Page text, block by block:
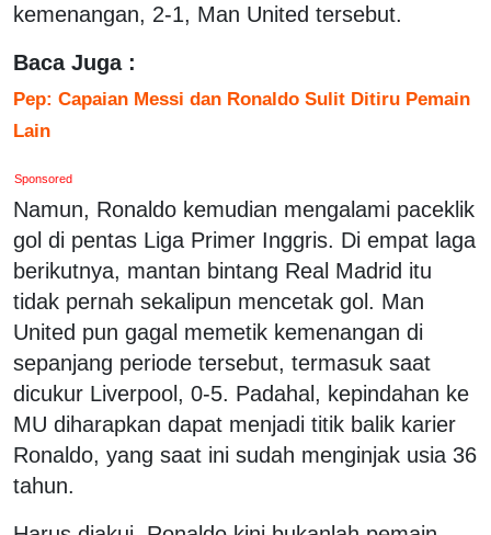
kemenangan, 2-1, Man United tersebut.
Baca Juga :
Pep: Capaian Messi dan Ronaldo Sulit Ditiru Pemain
Lain
Sponsored
Namun, Ronaldo kemudian mengalami paceklik
gol di pentas Liga Primer Inggris. Di empat laga
berikutnya, mantan bintang Real Madrid itu
tidak pernah sekalipun mencetak gol. Man
United pun gagal memetik kemenangan di
sepanjang periode tersebut, termasuk saat
dicukur Liverpool, 0-5. Padahal, kepindahan ke
MU diharapkan dapat menjadi titik balik karier
Ronaldo, yang saat ini sudah menginjak usia 36
tahun.